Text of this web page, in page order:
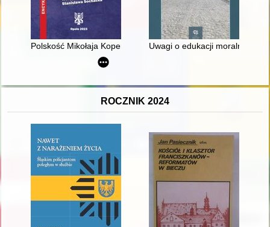
Polskość Mikołaja Kopernika z rodu ŚlązakaUwagi o edukacji moralnej
ROCZNIK 2024